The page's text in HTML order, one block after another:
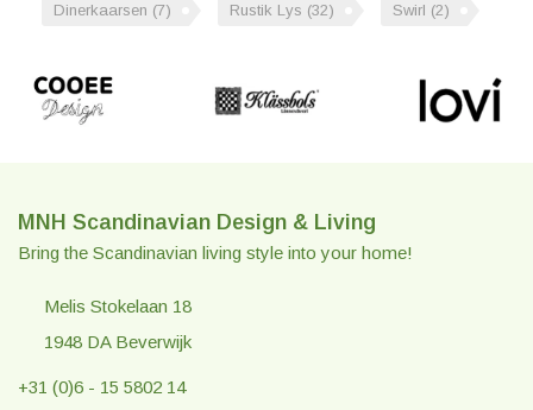
Dinerkaarsen (7) Rustik Lys (32) Swirl (2)
MNH Scandinavian Design & Living
Bring the Scandinavian living style into your home!
Melis Stokelaan 18
1948 DA Beverwijk
+31 (0)6 - 15 5802 14